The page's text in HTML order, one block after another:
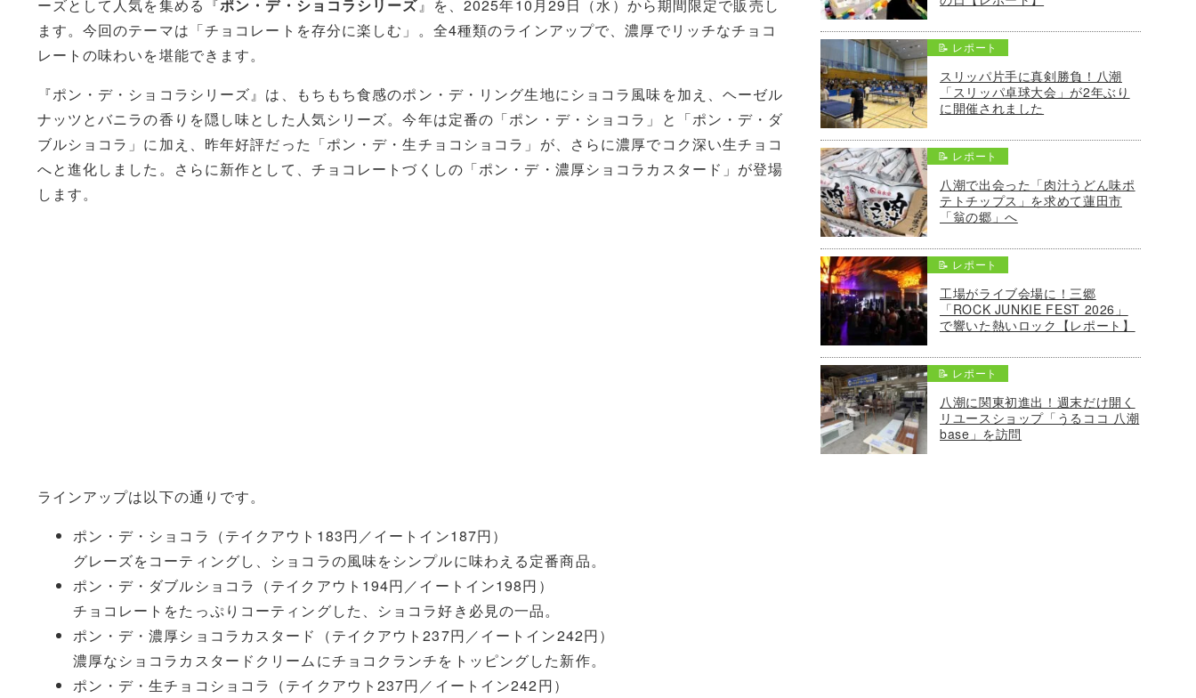
ーズとして人気を集める『ポン・デ・ショコラシリーズ 』を、2025年10月29日（水）から期間限定で販売し
ます。今回のテーマは「チョコレートを存分に楽しむ」。全4種類のラインアップで、濃厚でリッチなチョコ
レートの味わいを堪能できます。
『ポン・デ・ショコラシリーズ』は、もちもち食感のポン・デ・リング生地にショコラ風味を加え、ヘーゼル
ナッツとバニラの香りを隠し味とした人気シリーズ。今年は定番の「ポン・デ・ショコラ」と「ポン・デ・ダ
ブルショコラ」に加え、昨年好評だった「ポン・デ・生チョコショコラ」が、さらに濃厚でコク深い生チョコ
へと進化しました。さらに新作として、チョコレートづくしの「ポン・デ・濃厚ショコラカスタード」が登場
します。
ラインアップは以下の通りです。
ポン・デ・ショコラ（テイクアウト183円／イートイン187円）
グレーズをコーティングし、ショコラの風味をシンプルに味わえる定番商品。
ポン・デ・ダブルショコラ（テイクアウト194円／イートイン198円）
チョコレートをたっぷりコーティングした、ショコラ好き必見の一品。
ポン・デ・濃厚ショコラカスタード（テイクアウト237円／イートイン242円）
濃厚なショコラカスタードクリームにチョコクランチをトッピングした新作。
ポン・デ・生チョコショコラ（テイクアウト237円／イートイン242円）
📝 レポート
スリッパ片手に真剣勝負！八潮
「スリッパ卓球大会」が2年ぶり
に開催されました
📝 レポート
八潮で出会った「肉汁うどん味ポ
テトチップス」を求めて蓮田市
「翁の郷」へ
📝 レポート
工場がライブ会場に！三郷
「ROCK JUNKIE FEST 2026」
で響いた熱いロック【レポート】
📝 レポート
八潮に関東初進出！週末だけ開く
リユースショップ「うるココ 八潮
base」を訪問